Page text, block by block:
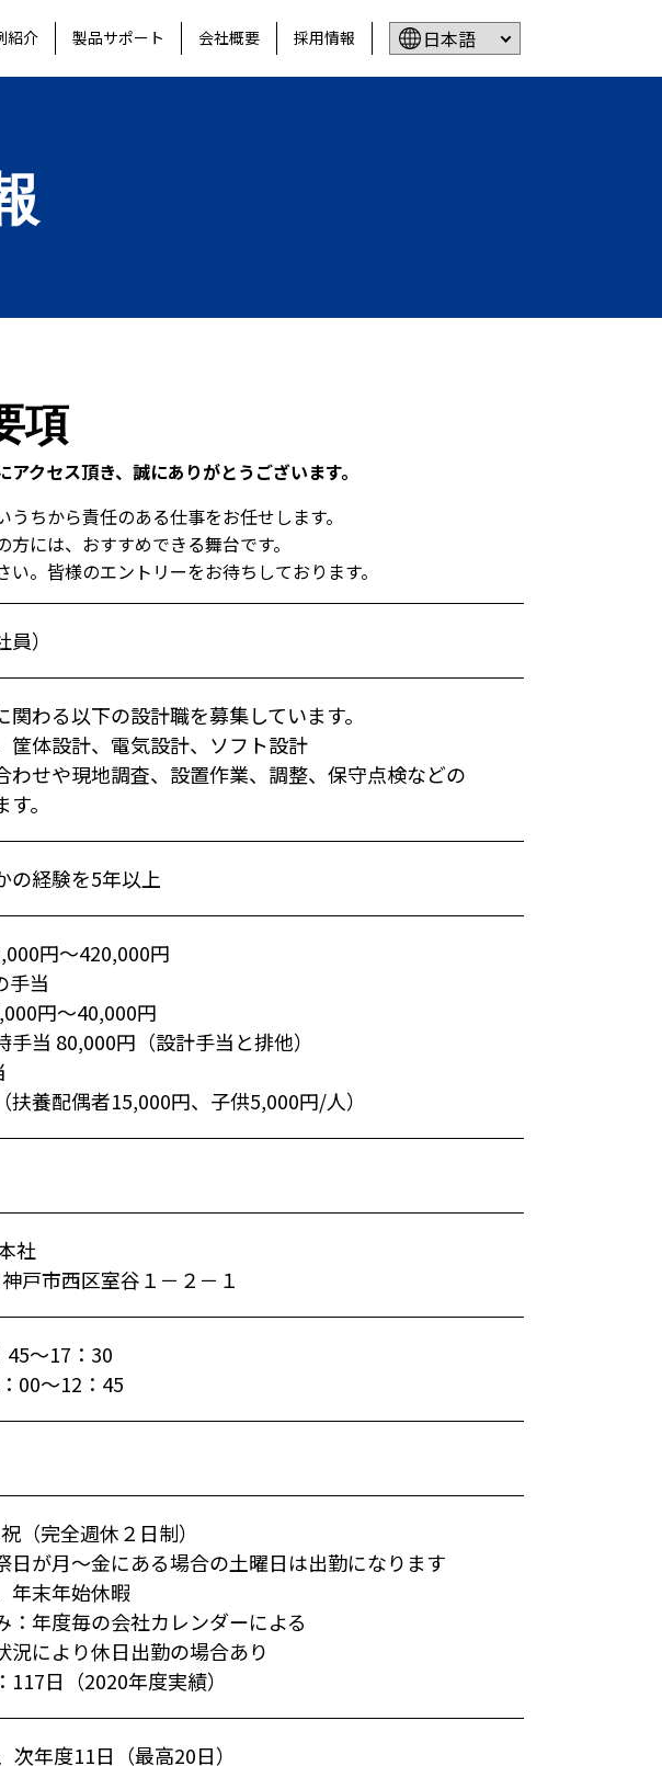
紹介 製品サポート 会社概要 採用情報
項
クセス頂き、誠にありがとうございます。
ちから責任のある仕事をお任せします。
には、おすすめできる舞台です。
。皆様のエントリーをお待ちしております。
）
関わる以下の設計職を募集しています。
筐体設計、電気設計、ソフト設計
わせや現地調査、設置作業、調整、保守点検などの
。
の経験を5年以上
円～420,000円
手当
円～40,000円
手当 80,000円（設計手当と排他）
扶養配偶者15,000円、子供5,000円/人）
社
戸市西区室谷１－２－１
45～17：30
00～12：45
（完全週休２日制）
月～金にある場合の土曜日は出勤になります
年末年始休暇
：年度毎の会社カレンダーによる
により休日出勤の場合あり
日（2020年度実績）
次年度11日（最高20日）